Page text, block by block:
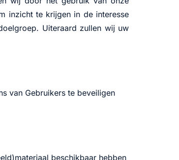
inzicht te krijgen in de interesse
Uiteraard zullen wij uw
van Gebruikers te beveiligen
beschikbaar hebben